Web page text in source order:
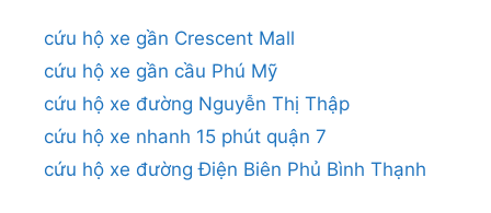
cứu hộ xe gần Crescent Mall
cứu hộ xe gần cầu Phú Mỹ
cứu hộ xe đường Nguyễn Thị Thập
cứu hộ xe nhanh 15 phút quận 7
cứu hộ xe đường Điện Biên Phủ Bình Thạnh